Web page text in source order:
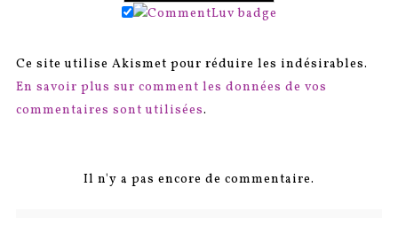
Ce site utilise Akismet pour réduire les indésirables.
En savoir plus sur comment les données de vos
commentaires sont utilisées.
Il n'y a pas encore de commentaire.